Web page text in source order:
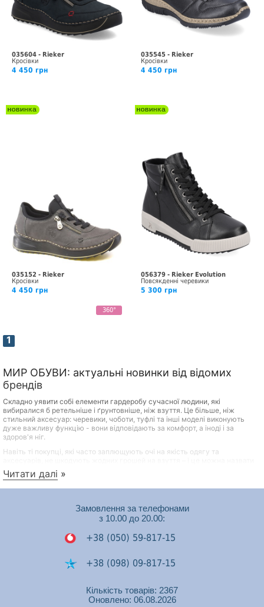
035604 - Rieker
Кросівки
4 450 грн
035545 - Rieker
Кросівки
4 450 грн
035152 - Rieker
Кросівки
4 450 грн
360°
056379 - Rieker Evolution
Повсякденні черевики
5 300 грн
1
МИР ОБУВИ: актуальні новинки від відомих
брендів
Складно уявити собі елементи гардеробу сучасної людини, які
вибиралися б ретельніше і ґрунтовніше, ніж взуття. Це більше, ніж
стильний аксесуар: черевики, чоботи, туфлі та інші моделі виконують
дуже важливу функцію - вони відповідають за комфорт, а іноді і за
здоров'я ніг.
Навіть ті покупці, які часто заплющують очі на якість одягу та
практичним та продуманим підходом. Переваги якісного взуття відомі
всім:
Довговічність
правильному догляді
Сприятливий вплив на самопочуття, настрій та стан
мають коштувати дорого! Переконатись у цьому можна, переглянувши
каталог нашого інтернет-магазину. У ньому представлені моделі не
Читати далі »
Замовлення за телефонами
з 10.00 до 20.00:
+38 (050) 59-817-15
+38 (098) 09-817-15
+38 (050) 53-448-74
Кількість товарів: 2367
Оновлено: 06.08.2026